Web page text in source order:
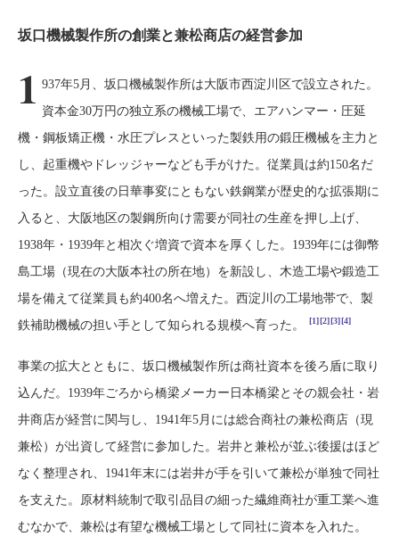
坂口機械製作所の創業と兼松商店の経営参加
1 937年5月、坂口機械製作所は大阪市西淀川区で設立された。
資本金30万円の独立系の機械工場で、エアハンマー・圧延
機・鋼板矯正機・水圧プレスといった製鉄用の鍛圧機械を主力と
し、起重機やドレッジャーなども手がけた。従業員は約150名だ
った。設立直後の日華事変にともない鉄鋼業が歴史的な拡張期に
入ると、大阪地区の製鋼所向け需要が同社の生産を押し上げ、
1938年・1939年と相次ぐ増資で資本を厚くした。1939年には御幣
島工場（現在の大阪本社の所在地）を新設し、木造工場や鍛造工
場を備えて従業員も約400名へ増えた。西淀川の工場地帯で、製
鉄補助機械の担い手として知られる規模へ育った。
[1][2][3][4]
事業の拡大とともに、坂口機械製作所は商社資本を後ろ盾に取り
込んだ。1939年ごろから橋梁メーカー日本橋梁とその親会社・岩
井商店が経営に関与し、1941年5月には総合商社の兼松商店（現
兼松）が出資して経営に参加した。岩井と兼松が並ぶ後援はほど
なく整理され、1941年末には岩井が手を引いて兼松が単独で同社
を支えた。原材料統制で取引品目の細った繊維商社が重工業へ進
むなかで、兼松は有望な機械工場として同社に資本を入れた。